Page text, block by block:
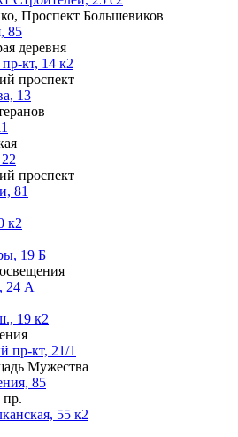
Проспект Большевиков
85
деревня
кт, 14 к2
проспект
13
проспект
81
к2
19 Б
24 А
19 к2
пр-кт, 21/1
Мужества
85
пр.
55 к2